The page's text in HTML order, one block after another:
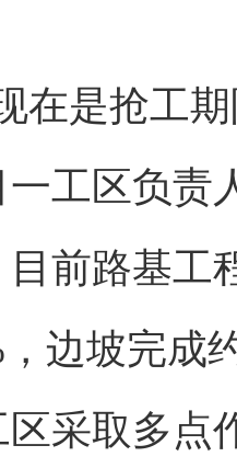
是抢工期
一工区负责
前路基工
边坡完成
区采取多点